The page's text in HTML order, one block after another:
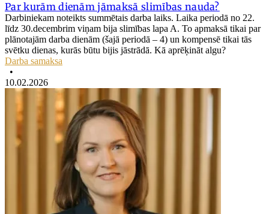
Par kurām dienām jāmaksā slimības nauda?
Darbiniekam noteikts summētais darba laiks. Laika periodā no 22.
līdz 30.decembrim viņam bija slimības lapa A. To apmaksā tikai par
plānotajām darba dienām (šajā periodā – 4) un kompensē tikai tās
svētku dienas, kurās būtu bijis jāstrādā. Kā aprēķināt algu?
Darba samaksa
•
10.02.2026